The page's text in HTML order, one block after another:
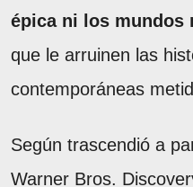
épica ni los mundos
que le arruinen las
contemporáneas
Según trascendió a
Warner Bros.